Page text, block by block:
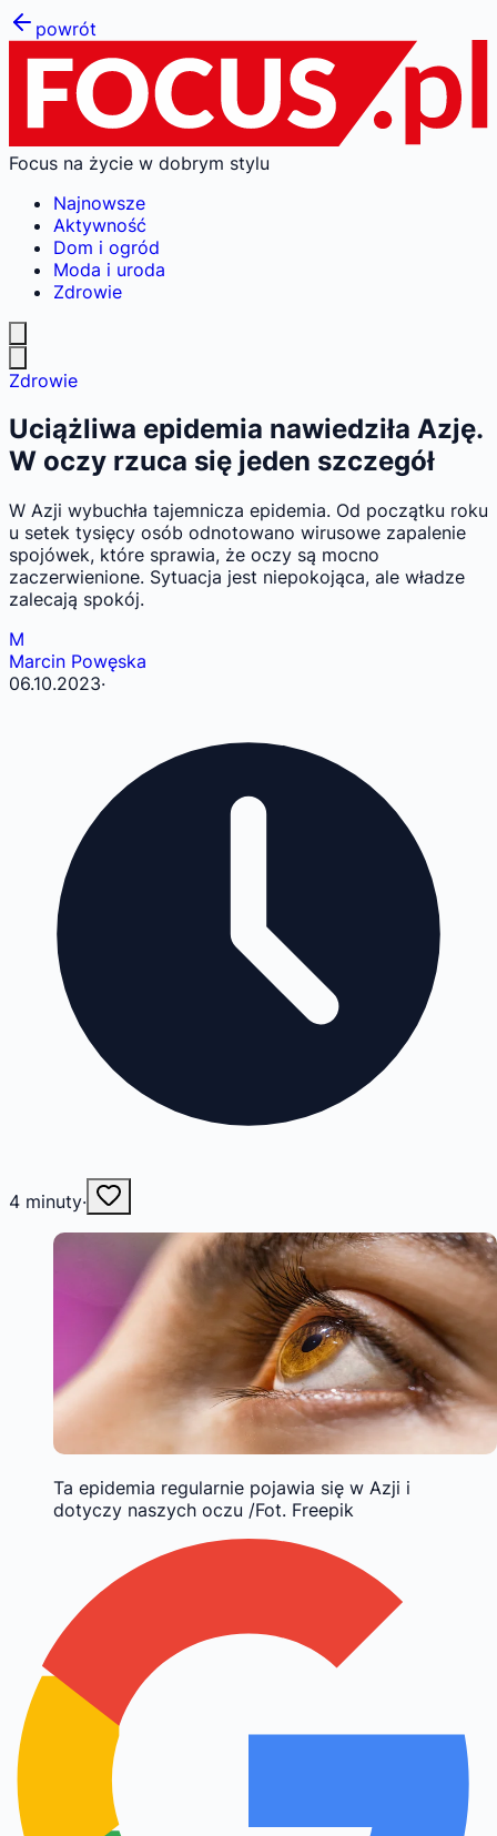
powrót
Focus na życie w dobrym stylu
Najnowsze
Aktywność
Dom i ogród
Moda i uroda
Zdrowie
Zdrowie
Uciążliwa epidemia nawiedziła Azję.
W oczy rzuca się jeden szczegół
W Azji wybuchła tajemnicza epidemia. Od początku roku
u setek tysięcy osób odnotowano wirusowe zapalenie
spojówek, które sprawia, że oczy są mocno
zaczerwienione. Sytuacja jest niepokojąca, ale władze
zalecają spokój.
M
Marcin Powęska
06.10.2023·
4 minuty·
Ta epidemia regularnie pojawia się w Azji i
dotyczy naszych oczu /Fot. Freepik